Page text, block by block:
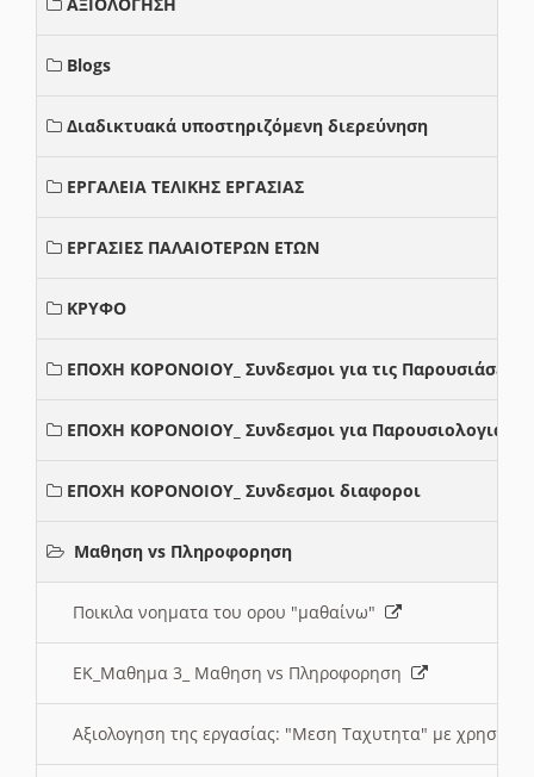
Blogs
Διαδικτυακά υποστηριζόμενη διερεύνηση
ΕΡΓΑΛΕΙΑ ΤΕΛΙΚΗΣ ΕΡΓΑΣΙΑΣ
ΕΡΓΑΣΙΕΣ ΠΑΛΑΙΟΤΕΡΩΝ ΕΤΩΝ
ΚΡΥΦΟ
ΕΠΟΧΗ ΚΟΡΟΝΟΙΟΥ_ Συνδεσμοι για τις Παρουσιάσεις
ΕΠΟΧΗ ΚΟΡΟΝΟΙΟΥ_ Συνδεσμοι για Παρουσιολογια
ΕΠΟΧΗ ΚΟΡΟΝΟΙΟΥ_ Συνδεσμοι διαφοροι
Μαθηση vs Πληροφορηση
Ποικιλα νοηματα του ορου "μαθαίνω"
ΕΚ_Μαθημα 3_ Μαθηση vs Πληροφορηση
Αξιολογηση της εργασίας: "Μεση Ταχυτητα" με χρηση